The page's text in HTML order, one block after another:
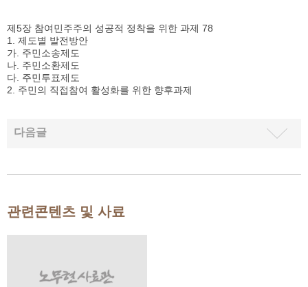
제5장 참여민주주의 성공적 정착을 위한 과제 78
1. 제도별 발전방안
가. 주민소송제도
나. 주민소환제도
다. 주민투표제도
2. 주민의 직접참여 활성화를 위한 향후과제
다음글
관련콘텐츠 및 사료